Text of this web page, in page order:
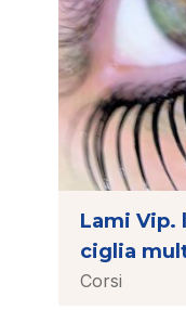
Lami Vip.
ciglia
Corsi